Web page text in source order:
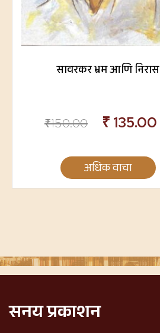
सावरकर भ्रम आणि निरास
₹150.00 ₹ 135.00
अधिक वाचा
सनय प्रकाशन